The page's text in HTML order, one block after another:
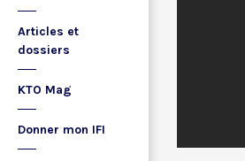
Articles et
dossiers
KTO Mag
Donner mon IFI